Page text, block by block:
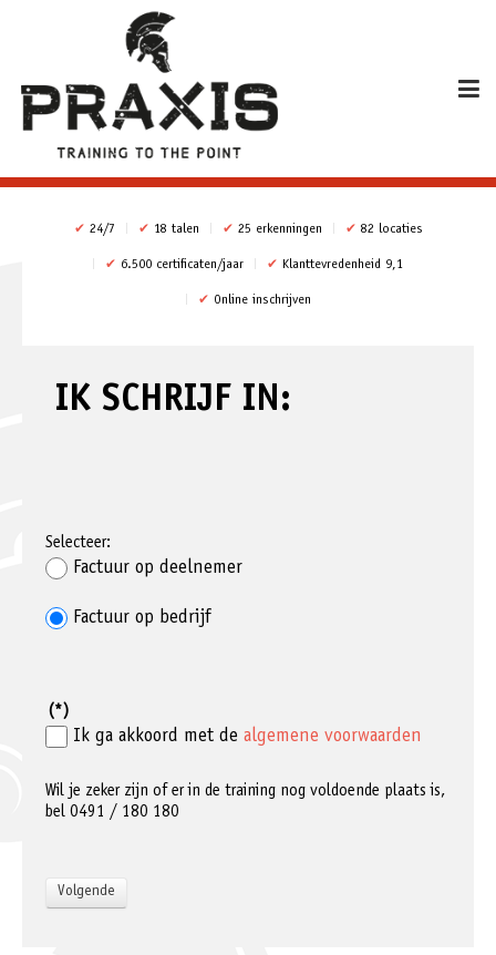
✔ 24/7 ✔ 18 talen ✔ 25 erkenningen ✔ 82 locaties
✔ 6.500 certificaten/jaar ✔ Klanttevredenheid 9,1
✔ Online inschrijven
IK SCHRIJF IN:
Selecteer:
Factuur op deelnemer
Factuur op bedrijf
(*)
Ik ga akkoord met de algemene voorwaarden
Wil je zeker zijn of er in de training nog voldoende plaats is,
bel 0491 / 180 180